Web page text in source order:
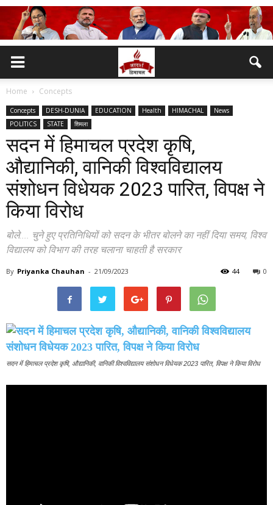
Home Concepts
Concepts DESH-DUNIA EDUCATION Health HIMACHAL
News
POLITICS
STATE शिमला
सदन में हिमाचल प्रदेश कृषि,
औद्यानिकी, वानिकी विश्वविद्यालय
संशोधन विधेयक 2023 पारित, विपक्ष ने
किया विरोध
बोले.... चुने हुए प्रतिनिधियों को सदन के भीतर बोलने का नहीं दिया समय, विश्व
विद्यालय को विभाग की तरह चलाना चाहती है सरकार
By Priyanka Chauhan - 21/09/2023 0
44
सदन में हिमाचल प्रदेश कृषि, औद्यानिकी, वानिकी विश्वविद्यालय संशोधन विधेयक 2023 पारित, विपक्ष ने किया विरोध